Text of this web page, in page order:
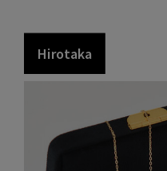
Hirotaka